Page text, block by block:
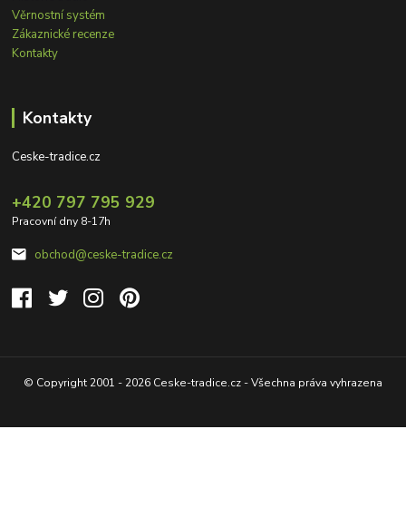
Věrnostní systém
Zákaznické recenze
Kontakty
Kontakty
Ceske-tradice.cz
+420 797 795 929
Pracovní dny 8-17h
obchod@ceske-tradice.cz
© Copyright 2001 - 2026 Ceske-tradice.cz - Všechna práva vyhrazena